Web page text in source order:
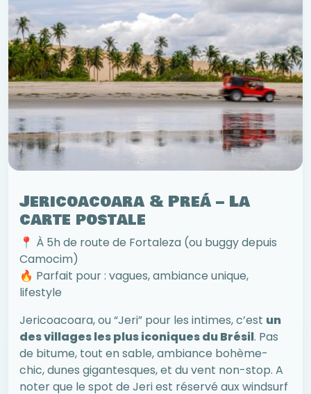
Jericoacoara & Preá – La
carte postale
📍 À 5h de route de Fortaleza (ou buggy depuis
Camocim)
🔥 Parfait pour : vagues, ambiance unique,
lifestyle
Jericoacoara, ou “Jeri” pour les intimes, c’est un
des villages les plus iconiques du Brésil. Pas
de bitume, tout en sable, ambiance bohème-
chic, dunes gigantesques, et du vent non-stop. A
noter que le spot de Jeri est réservé aux windsurf